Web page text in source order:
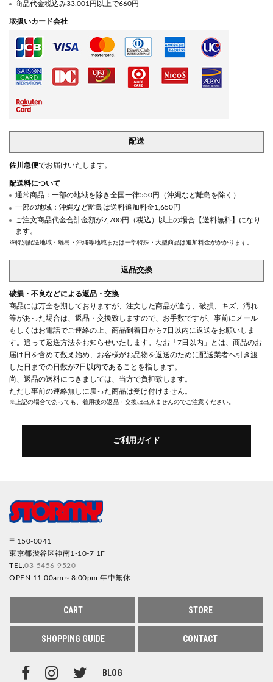
商品代金税込み33,001円以上で660円
取扱いカード会社
配送
佐川急便でお届けいたします。
配送料について
通常商品：一部の地域を除き全国一律550円（沖縄など離島を除く）
一部の地域：沖縄など離島は送料追加料金1,650円
ご注文商品代金合計金額が7,700円（税込）以上の場合【送料無料】になり
ます。
※特別配送地域・離島・沖縄等地域または一部特殊・大型商品は追加料金がかかります。
返品交換
破損・不良などによる返品・交換
商品には万全を期しておりますが、注文した商品が違う、破損、キズ、汚れ
等があった場合は、返品・交換致しますので、お手数ですが、事前にメール
もしくはお電話でご連絡の上、商品到着日から7日以内に返送をお願いしま
す。追って返送方法をお知らせいたします。なお「7日以内」とは、商品のお
届け日を含めて数え始め、お客様がお品物を返送のために配送業者へ引き渡
した日までの日数が7日以内であることを指します。
尚、返品の送料につきましては、当方で負担致します。
ただし事前の連絡無しに戻った商品は受け付けません。
※上記の場合であっても、着用後の返品・交換は出来ませんのでご注意ください。
ご利用ガイド
〒150-0041
東京都渋谷区神南1-10-7 1F
TEL. 03-5456-9520
OPEN 11:00am～8:00pm 年中無休
CART STORE
SHOPPING GUIDE CONTACT
BLOG